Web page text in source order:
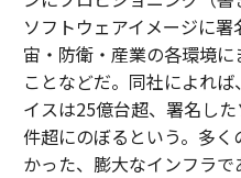
ソフトウェアイメージに
宙・防衛・産業の各環境
ことなどだ。同社によれ
イスは25億台超、署名し
件超にのぼるという。多
かった、膨大なインフラで